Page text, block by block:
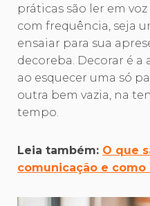
práticas são ler em
com frequência, seja
ensaiar para sua
decoreba. Decorar é
ao esquecer uma só
outra bem vazia, na
tempo.
Leia também: O que
comunicação e como